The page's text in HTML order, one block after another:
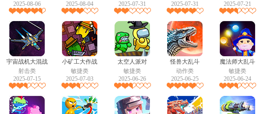
2025-08-06
2025-08-04
2025-07-31
2025-07-31
2025-07-21
宇宙战机大混战
射击类
2025-07-15
小矿工大作战
敏捷类
2025-07-03
太空人派对
敏捷类
2025-06-26
怪兽大乱斗
动作类
2025-06-25
魔法师大乱斗
敏捷类
2025-06-24